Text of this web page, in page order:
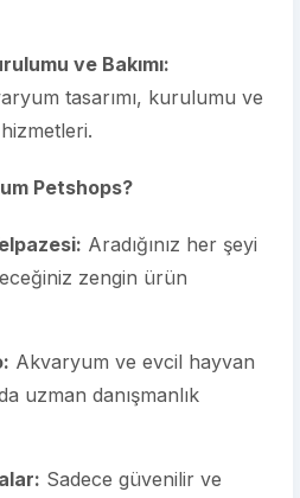
ve Bakımı:
tasarımı, kurulumu ve
Petshops?
Aradığınız her şeyi
zengin ürün
Akvaryum ve evcil hayvan
uzman danışmanlık
Sadece güvenilir ve